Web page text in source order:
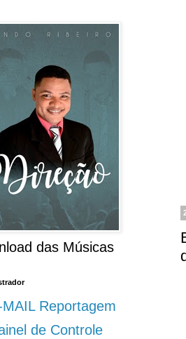
das Músicas
MAIL Reportagem
de Controle